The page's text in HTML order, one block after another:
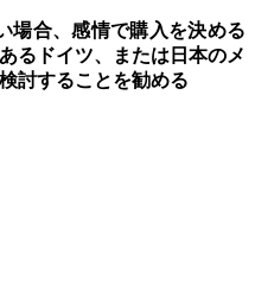
場合、感情で購入を決める
るドイツ、または日本のメ
討することを勧める